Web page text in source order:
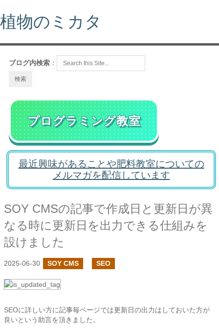
植物のミカタ
ブログ内検索 ：
プログラミング教室
最近興味があることや肥料教室についての
メルマガを配信しています
SOY CMSの記事で作成日と更新日が異
なる時に更新日を出力できる仕組みを
設けました
2025-06-30 SOY CMS SEO
SEOに詳しい方に記事毎ページでは更新日の出力はしておいた方が
良いという助言を頂きました。